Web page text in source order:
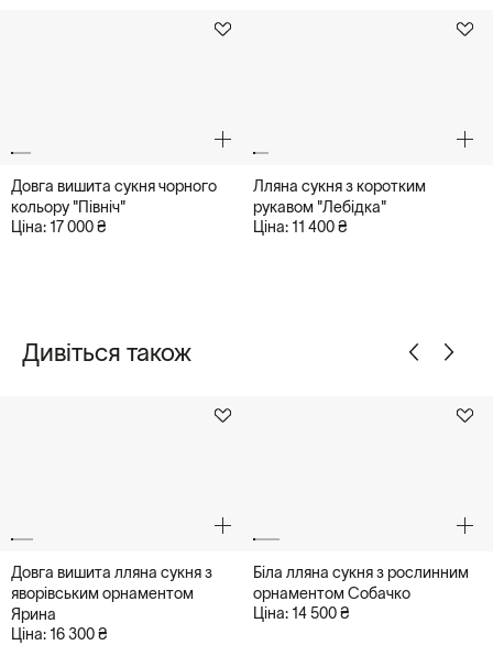
Довга вишита сукня чорного
кольору "Північ"
Ціна: 17 000 ₴
Лляна сукня з коротким
рукавом "Лебідка"
Ціна: 11 400 ₴
Дивіться також
Довга вишита лляна сукня з
яворівським орнаментом
Ярина
Ціна: 16 300 ₴
Біла лляна сукня з рослинним
орнаментом Собачко
Ціна: 14 500 ₴